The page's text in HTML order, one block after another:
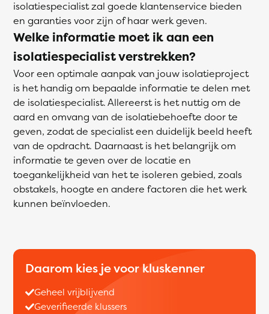
isolatiespecialist zal goede klantenservice bieden
en garanties voor zijn of haar werk geven.
Welke informatie moet ik aan een
isolatiespecialist verstrekken?
Voor een optimale aanpak van jouw isolatieproject
is het handig om bepaalde informatie te delen met
de isolatiespecialist. Allereerst is het nuttig om de
aard en omvang van de isolatiebehoefte door te
geven, zodat de specialist een duidelijk beeld heeft
van de opdracht. Daarnaast is het belangrijk om
informatie te geven over de locatie en
toegankelijkheid van het te isoleren gebied, zoals
obstakels, hoogte en andere factoren die het werk
kunnen beïnvloeden.
Daarom kies je voor kluskenner
Geheel vrijblijvend
Geverifieerde klussers